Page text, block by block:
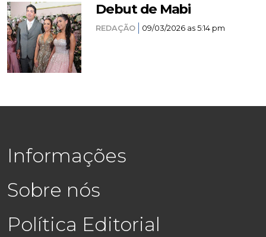
Debut de Mabi
REDAÇÃO 09/03/2026 as 5:14 pm
Informações
Sobre nós
Política Editorial